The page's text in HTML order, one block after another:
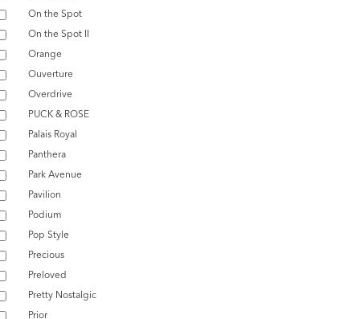
On the Spot
On the Spot II
Orange
Ouverture
Overdrive
PUCK & ROSE
Palais Royal
Panthera
Park Avenue
Pavilion
Podium
Pop Style
Precious
Preloved
Pretty Nostalgic
Prior